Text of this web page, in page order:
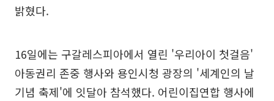
밝혔다.
16일에는 구갈레스피아에서 열린 '우리아이 첫걸음'
아동권리 존중 행사와 용인시청 광장의 '세계인의 날
기념 축제'에 잇달아 참석했다. 어린이집연합 행사에